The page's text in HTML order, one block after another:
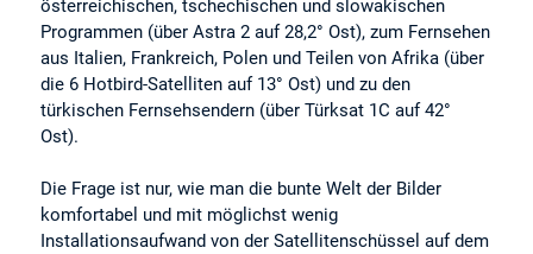
österreichischen, tschechischen und slowakischen
Programmen (über Astra 2 auf 28,2° Ost), zum Fernsehen
aus Italien, Frankreich, Polen und Teilen von Afrika (über
die 6 Hotbird-Satelliten auf 13° Ost) und zu den
türkischen Fernsehsendern (über Türksat 1C auf 42°
Ost).
Die Frage ist nur, wie man die bunte Welt der Bilder
komfortabel und mit möglichst wenig
Installationsaufwand von der Satellitenschüssel auf dem